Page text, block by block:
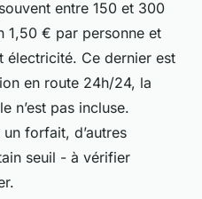
entre 150 et 300
1,50 € par personne et
Ce dernier est
en route 24h/24, la
n’est pas incluse.
forfait, d’autres
seuil - à vérifier